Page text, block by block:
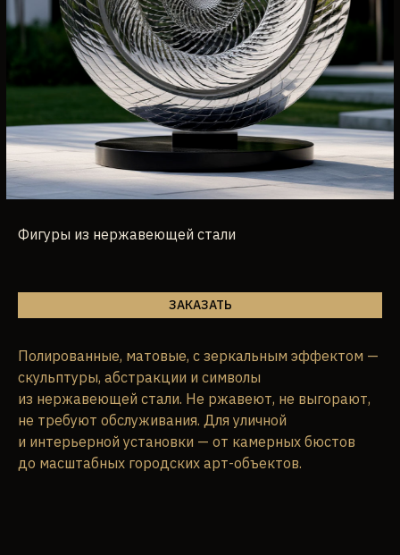
Фигуры из нержавеющей стали
ЗАКАЗАТЬ
Полированные, матовые, с зеркальным эффектом —
скульптуры, абстракции и символы
из нержавеющей стали. Не ржавеют, не выгорают,
не требуют обслуживания. Для уличной
и интерьерной установки — от камерных бюстов
до масштабных городских арт-объектов.